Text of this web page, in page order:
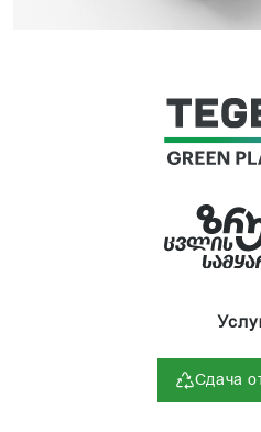
Сдача